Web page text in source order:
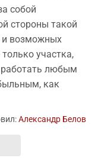
собой
стороны такой
и возможных
участка,
любым
как
Александр Белов